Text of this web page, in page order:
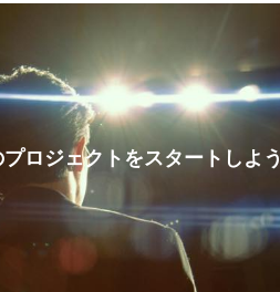
ロジェクトをスタートしよう